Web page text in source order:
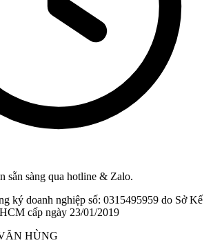
sẵn sàng qua hotline & Zalo.
ký doanh nghiệp số: 0315495959 do Sở Kế
cấp ngày 23/01/2019
HÙNG